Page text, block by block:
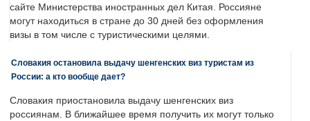
сайте Министерства иностранных дел Китая. Россияне
могут находиться в стране до 30 дней без оформления
визы в том числе с туристическими целями.
Словакия остановила выдачу шенгенских виз туристам из
России: а кто вообще дает?
Словакия приостановила выдачу шенгенских виз
россиянам. В ближайшее время получить их могут только